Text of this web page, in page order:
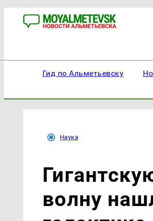
Гид по Альметьевску
Наука
волну